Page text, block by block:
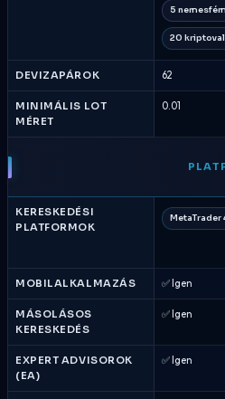
5 nemesfém
20
DEVIZAPÁROK 62
MINIMÁLIS LOT
MÉRET
0.01
KERESKEDÉSI
PLATFORMOK
MetaTrader
MOBILALKALMAZÁS ✅ Igen
MÁSOLÁSOS
KERESKEDÉS
✅ Igen
EXPERT ADVISOROK
(EA)
✅ Igen